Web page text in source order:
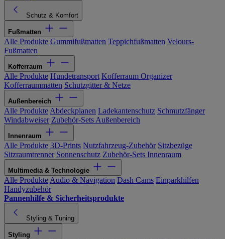
Schutz & Komfort
Fußmatten
Alle Produkte Gummifußmatten Teppichfußmatten Velours-
Fußmatten
Kofferraum
Alle Produkte Hundetransport Kofferraum Organizer
Kofferraummatten Schutzgitter & Netze
Außenbereich
Alle Produkte Abdeckplanen Ladekantenschutz Schmutzfänger
Windabweiser Zubehör-Sets Außenbereich
Innenraum
Alle Produkte 3D-Prints Nutzfahrzeug-Zubehör Sitzbezüge
Sitzraumtrenner Sonnenschutz Zubehör-Sets Innenraum
Multimedia & Technologie
Alle Produkte Audio & Navigation Dash Cams Einparkhilfen
Handyzubehör
Pannenhilfe & Sicherheitsprodukte
Styling & Tuning
Styling